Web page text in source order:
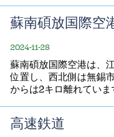
蘇南碩放国際空
2024-11-28
蘇南碩放国際空港は、
位置し、西北側は無錫
からは2キロ離れていま
高速鉄道